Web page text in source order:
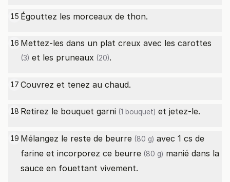
15 Égouttez les morceaux de thon.
16 Mettez-les dans un plat creux avec les carottes
(3) et les pruneaux (20).
17 Couvrez et tenez au chaud.
18 Retirez le bouquet garni (1 bouquet) et jetez-le.
19 Mélangez le reste de beurre (80 g) avec 1 cs de
farine et incorporez ce beurre (80 g) manié dans la
sauce en fouettant vivement.